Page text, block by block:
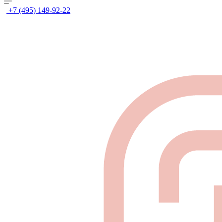
+7 (495) 149-92-22